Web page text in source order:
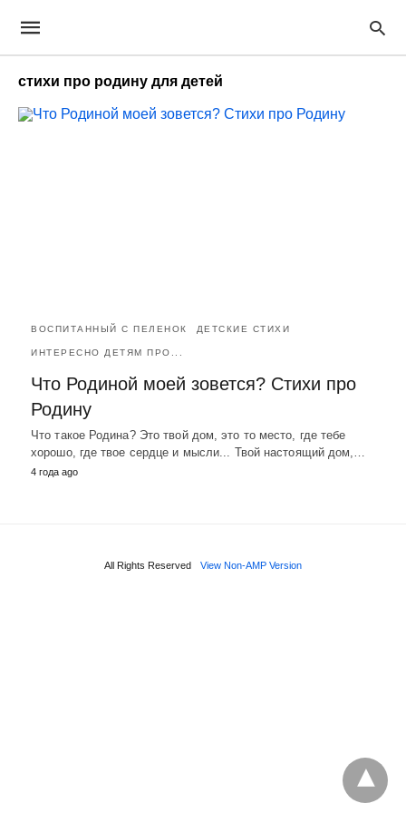
стихи про родину для детей
ВОСПИТАННЫЙ С ПЕЛЕНОК ДЕТСКИЕ СТИХИ
ИНТЕРЕСНО ДЕТЯМ ПРО...
Что Родиной моей зовется? Стихи про
Родину
Что такое Родина? Это твой дом, это то место, где тебе
хорошо, где твое сердце и мысли... Твой настоящий дом,…
4 года ago
All Rights Reserved View Non-AMP Version